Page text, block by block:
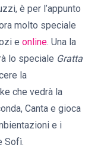
è per l’appunto
molto speciale
e online. Una la
lo speciale Gratta
la
che vedrà la
Canta e gioca
e i
Sofì.